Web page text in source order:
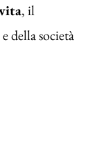
, il
della società